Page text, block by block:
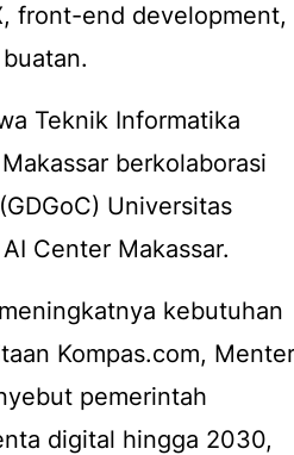
front-end development,
Teknik Informatika
berkolaborasi
Universitas
Center Makassar.
kebutuhan
Kompas.com,
pemerintah
digital hingga 2030,